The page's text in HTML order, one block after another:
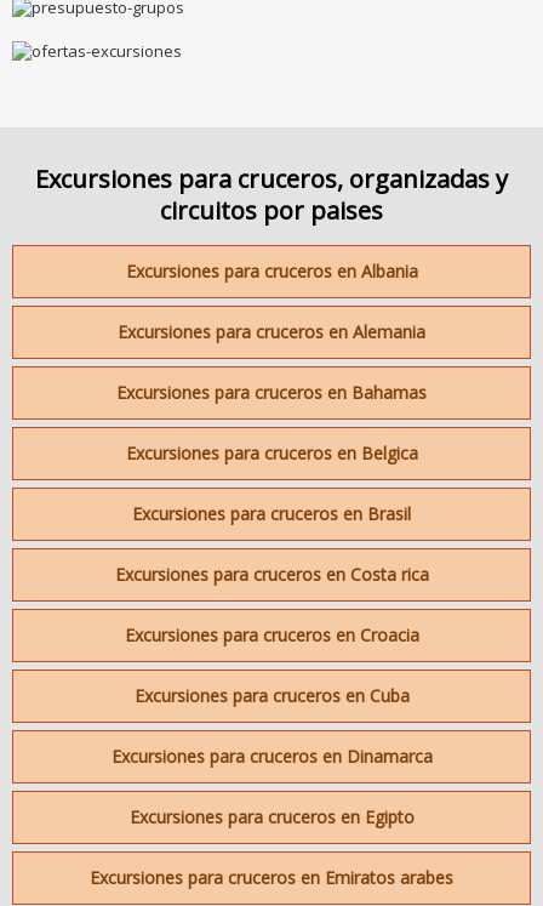
Excursiones para cruceros, organizadas y
circuitos por paises
Excursiones para cruceros en Albania
Excursiones para cruceros en Alemania
Excursiones para cruceros en Bahamas
Excursiones para cruceros en Belgica
Excursiones para cruceros en Brasil
Excursiones para cruceros en Costa rica
Excursiones para cruceros en Croacia
Excursiones para cruceros en Cuba
Excursiones para cruceros en Dinamarca
Excursiones para cruceros en Egipto
Excursiones para cruceros en Emiratos arabes